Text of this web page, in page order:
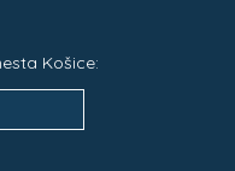
Košice: